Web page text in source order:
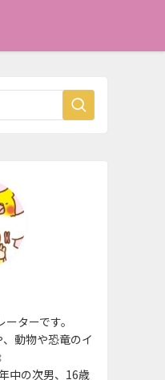
ターです。
動物や恐竜のイ
中の次男、16歳